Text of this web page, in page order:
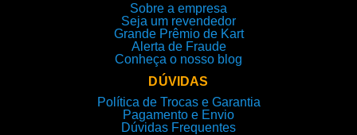
Sobre a empresa
Seja um revendedor
Grande Prêmio de Kart
Alerta de Fraude
Conheça o nosso blog
DÚVIDAS
Política de Trocas e Garantia
Pagamento e Envio
Dúvidas Frequentes